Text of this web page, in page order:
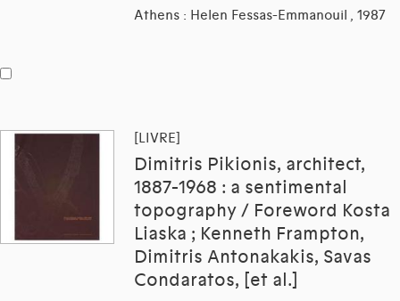
Athens : Helen Fessas-Emmanouil , 1987
[LIVRE]
Dimitris Pikionis, architect,
1887-1968 : a sentimental
topography / Foreword Kosta
Liaska ; Kenneth Frampton,
Dimitris Antonakakis, Savas
Condaratos, [et al.]